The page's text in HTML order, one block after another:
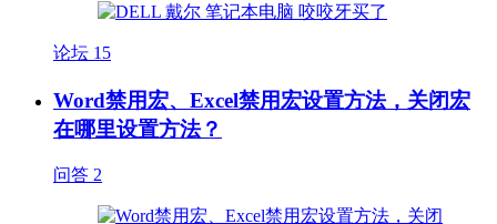
论坛 15
Word禁用宏、Excel禁用宏设置方法，关闭宏
在哪里设置方法？
问答 2